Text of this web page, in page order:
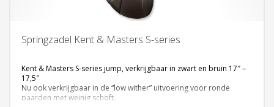
Springzadel Kent & Masters S-series
Kent & Masters S-series jump, verkrijgbaar in zwart en bruin 17″ –
17,5″
Nu ook verkrijgbaar in de “low wither” uitvoering voor ronde
paarden met weinig schoft.